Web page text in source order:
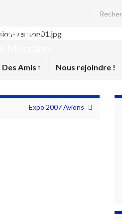
Search
Des Amis Nous rejoindre !
Expo 2007 Avions